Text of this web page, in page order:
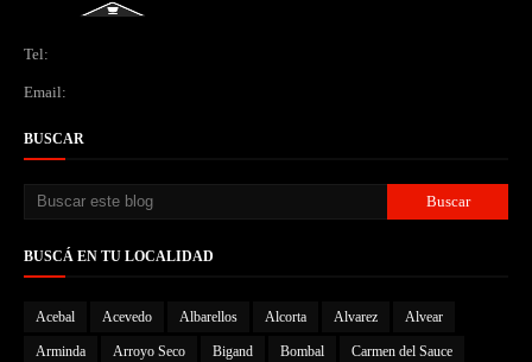
Tel:
Email:
BUSCAR
BUSCÁ EN TU LOCALIDAD
Acebal Acevedo Albarellos Alcorta Alvarez Alvear
Arminda Arroyo Seco Bigand Bombal Carmen del Sauce